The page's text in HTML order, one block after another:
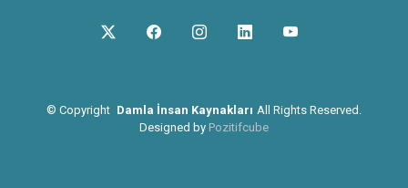
© Copyright Damla İnsan Kaynakları All Rights Reserved.
Designed by Pozitifcube